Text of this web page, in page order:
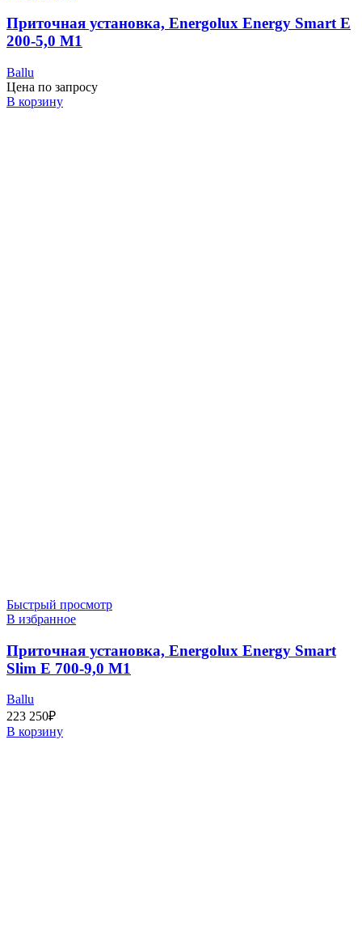
Приточная установка, Energolux Energy Smart E
200-5,0 M1
Ballu
Цена по запросу
В корзину
Быстрый просмотр
В избранное
Приточная установка, Energolux Energy Smart
Slim E 700-9,0 M1
Ballu
223 250₽
В корзину